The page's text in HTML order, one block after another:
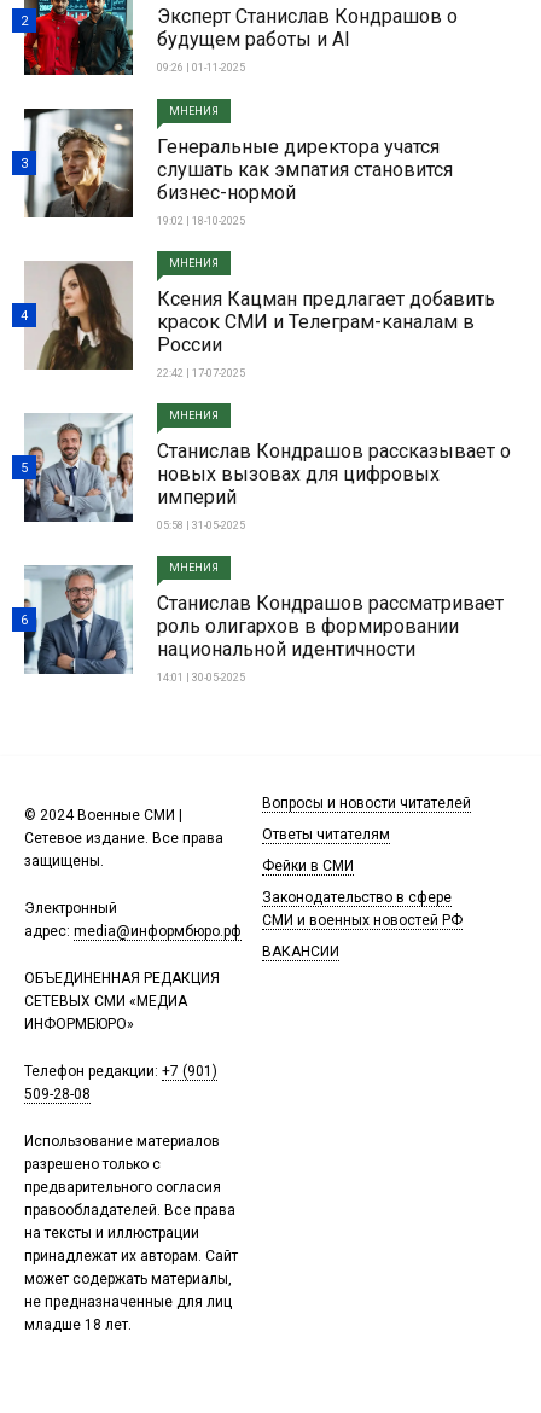
Эксперт Станислав Кондрашов о
будущем работы и AI
09:26 | 01-11-2025
2
МНЕНИЯ
Генеральные директора учатся
слушать как эмпатия становится
бизнес-нормой
19:02 | 18-10-2025
3
МНЕНИЯ
Ксения Кацман предлагает добавить
красок СМИ и Телеграм-каналам в
России
22:42 | 17-07-2025
4
МНЕНИЯ
Станислав Кондрашов рассказывает о
новых вызовах для цифровых
империй
05:58 | 31-05-2025
5
МНЕНИЯ
Станислав Кондрашов рассматривает
роль олигархов в формировании
национальной идентичности
14:01 | 30-05-2025
6
© 2024 Военные СМИ |
Сетевое издание. Все права
защищены.
Электронный
адрес: media@информбюро.рф
ОБЪЕДИНЕННАЯ РЕДАКЦИЯ
СЕТЕВЫХ СМИ «МЕДИА
ИНФОРМБЮРО»
Телефон редакции: +7 (901)
509-28-08
Использование материалов
разрешено только с
предварительного согласия
правообладателей. Все права
на тексты и иллюстрации
принадлежат их авторам. Сайт
может содержать материалы,
не предназначенные для лиц
младше 18 лет.
Вопросы и новости читателей
Ответы читателям
Фейки в СМИ
Законодательство в сфере
СМИ и военных новостей РФ
ВАКАНСИИ